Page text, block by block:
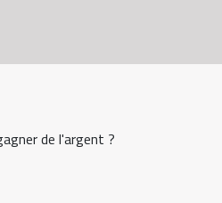
de l'argent ?